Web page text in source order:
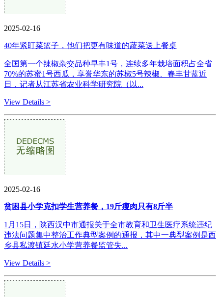
2025-02-16
40年紧盯菜篮子，他们把更有味道的蔬菜送上餐桌
全国第一个辣椒杂交品种早丰1号，连续多年栽培面积占全省
70%的苏蜜1号西瓜，享誉华东的苏椒5号辣椒、春丰甘蓝近
日，记者从江苏省农业科学研究院（以...
View Details >
2025-02-16
贫困县小学克扣学生营养餐，19斤瘦肉只有8斤半
1月15日，陕西汉中市通报关于全市教育和卫生医疗系统违纪
违法问题集中整治工作典型案例的通报，其中一典型案例是西
乡县私渡镇廷水小学营养餐监管失...
View Details >